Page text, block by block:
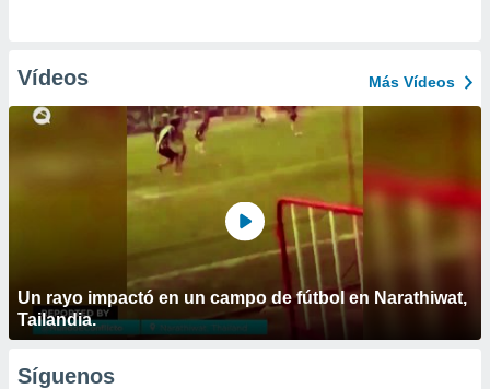
Vídeos Más Vídeos
Un rayo impactó en un campo de fútbol en Narathiwat,
Tailandia.
Síguenos